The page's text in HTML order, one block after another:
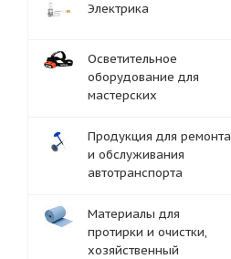
Электрика
Осветительное
оборудование для
мастерских
Продукция для ремонта
и обслуживания
автотранспорта
Материалы для
протирки и очистки,
хозяйственный